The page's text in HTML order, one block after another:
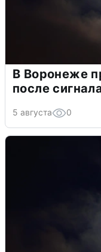
В Воронеже
после
5 августа 0